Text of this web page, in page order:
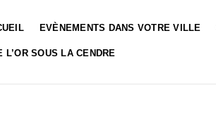
EVÈNEMENTS DANS VOTRE VILLE
L’OR SOUS LA CENDRE